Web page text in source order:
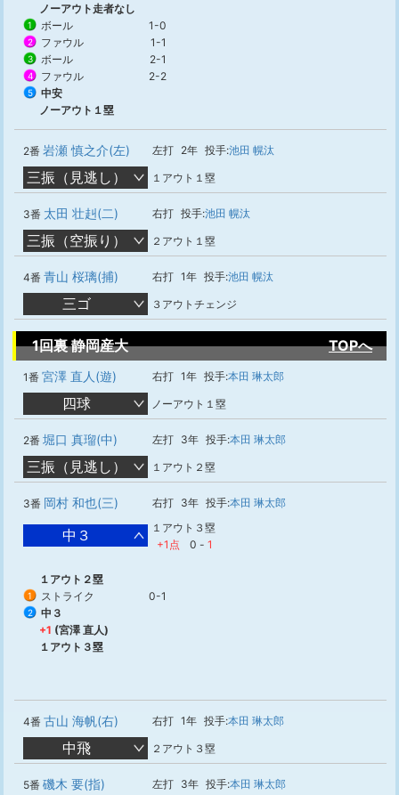
ノーアウト走者なし
1 ボール 1-0
2 ファウル 1-1
3 ボール 2-1
4 ファウル 2-2
5
中安
ノーアウト１塁
2番 岩瀬 慎之介(左) 左打 2年 投手:池田 幌汰
三振（見逃し） １アウト１塁
3番 太田 壮赳(二) 右打 投手:池田 幌汰
三振（空振り） ２アウト１塁
4番 青山 桜璃(捕) 右打 1年 投手:池田 幌汰
三ゴ ３アウトチェンジ
1回裏 静岡産大 TOPへ
1番 宮澤 直人(遊) 右打 1年 投手:本田 琳太郎
四球 ノーアウト１塁
2番 堀口 真瑠(中) 左打 3年 投手:本田 琳太郎
三振（見逃し） １アウト２塁
3番 岡村 和也(三) 右打 3年 投手:本田 琳太郎
中３
１アウト３塁
+1点
0 - 1
１アウト２塁
1 ストライク 0-1
2
中３
+1 (宮澤 直人)
１アウト３塁
4番 古山 海帆(右) 右打 1年 投手:本田 琳太郎
中飛 ２アウト３塁
5番 磯木 要(指) 左打 3年 投手:本田 琳太郎